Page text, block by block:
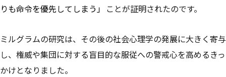
りも命令を優先してしまう」 ことが証明されたのです。
ミルグラムの研究は、その後の社会心理学の発展に大きく寄与
し、権威や集団に対する盲目的な服従への警戒心を高めるきっ
かけとなりました。